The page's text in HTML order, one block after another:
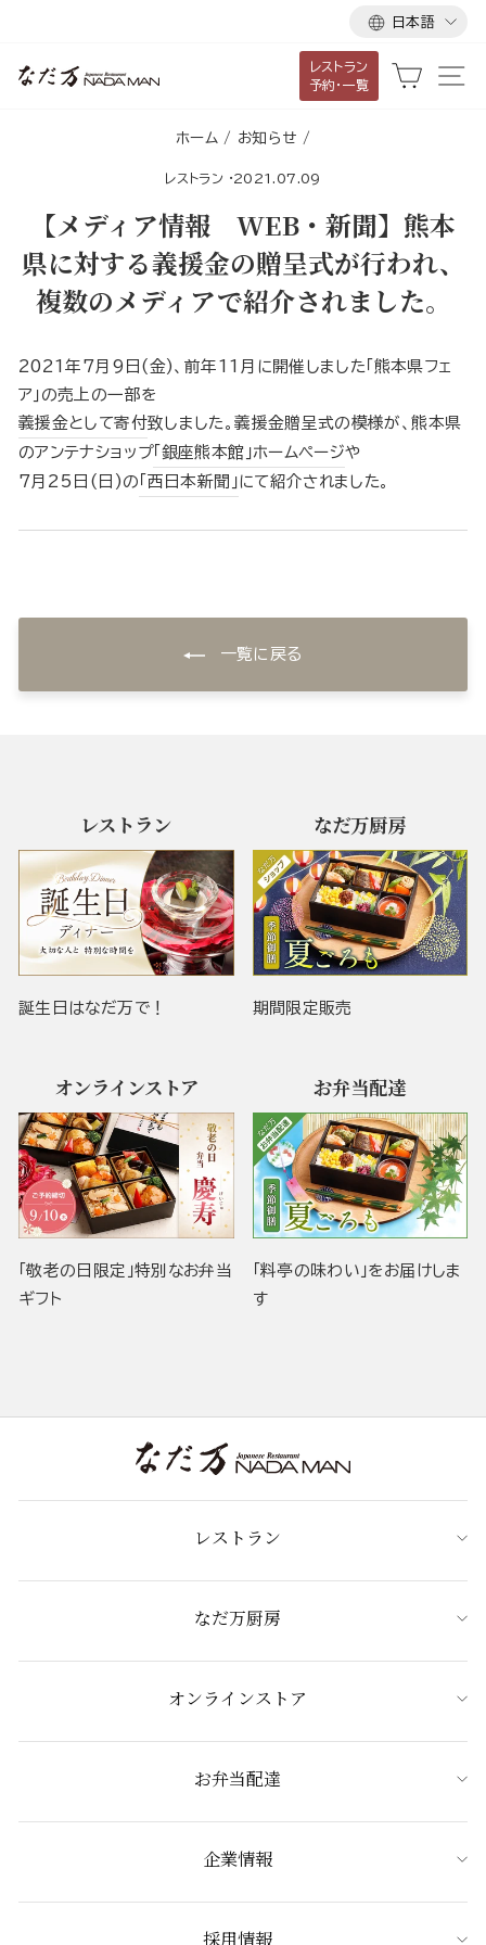
言
語
日本語
レストラン
予約・一覧
カート
ホーム / お知らせ /
レストラン ·2021.07.09
【メディア情報 WEB・新聞】熊本
県に対する義援金の贈呈式が行われ、
複数のメディアで紹介されました。
2021年7月9日(金)、前年11月に開催しました｢熊本県フェ
ア｣の売上の一部を
義援金として寄付致しました。義援金贈呈式の模様が、熊本県
のアンテナショップ｢銀座熊本館｣ホームページや
7月25日(日)の ｢西日本新聞｣にて紹介されました。
一覧に戻る
レストラン
誕生日はなだ万で！
なだ万厨房
期間限定販売
オンラインストア
「敬老の日限定」特別なお弁当
ギフト
お弁当配達
「料亭の味わい」をお届けしま
す
レストラン
なだ万厨房
オンラインストア
お弁当配達
企業情報
採用情報